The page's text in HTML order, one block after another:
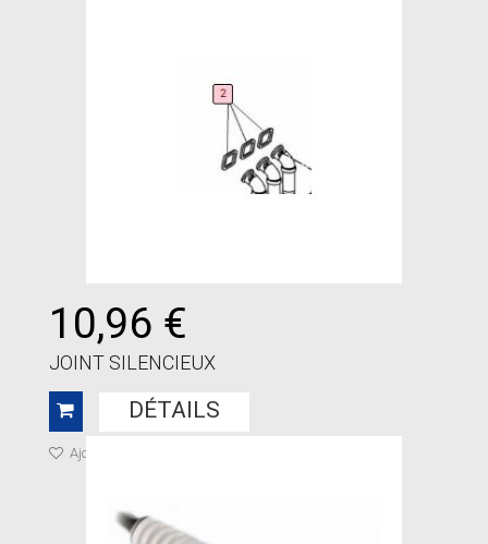
10,96 €
JOINT SILENCIEUX
DÉTAILS
Ajouter à ma liste de cadeaux